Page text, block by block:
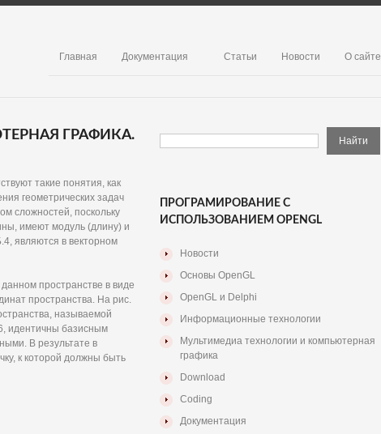
Главная Документация Статьи Новости О сайте
ГРАФИКА.
такие понятия, как
геометрических задач
сложностей, поскольку
имеют модуль (длину) и
являются в векторном
пространстве в виде
пространства. На рис.
называемой
идентичны базисным
В результате в
к которой должны быть
ПРОГРАМИРОВАНИЕ С
ИСПОЛЬЗОВАНИЕМ OPENGL
Новости
Основы OpenGL
OpenGL и Delphi
Информационные технологии
Мультимедиа технологии и компьютерная
графика
Download
Coding
Документация